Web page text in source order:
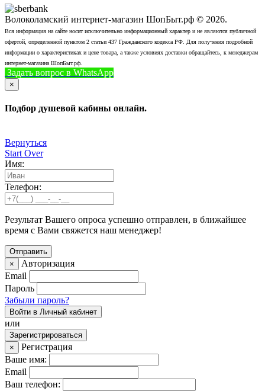
Волоколамский интернет-магазин ШопБыт.рф © 2026.
Вся информация на сайте носит исключительно информационный характер и не являются публичной
офертой, определенной пунктом 2 статьи 437 Гражданского кодекса РФ. Для получения подробной
информации о характеристиках и цене товара, а также условиях доставки обращайтесь, к менеджерам
интернет-магазина ШопБыт.рф.
Задать вопрос в WhatsApp
×
Подбор душевой кабины онлайн.
Вернуться
Start Over
Имя:
Телефон:
Результат Вашего опроса успешно отправлен, в ближайшее
время с Вами свяжется наш менеджер!
×
Авторизация
Email
Пароль
Забыли пароль?
Войти в Личный кабинет
или
Зарегистрироваться
×
Регистрация
Ваше имя:
Email
Ваш телефон: